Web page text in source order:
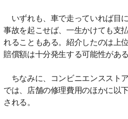
いずれも、車で走っていれば目
事故を起こせば、一生かけても支
れることもある。紹介したのは上
賠償額は十分発生する可能性があ
ちなみに、コンビニエンススト
では、店舗の修理費用のほかに以
される。